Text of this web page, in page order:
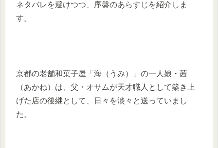
ネタバレを避けつつ、序盤のあらすじを紹介しま
す。
京都の老舗和菓子屋「海（うみ）」の一人娘・茜
（あかね）は、父・オサムが天才職人として築き上
げた店の後継として、日々を淡々と送っていまし
た。